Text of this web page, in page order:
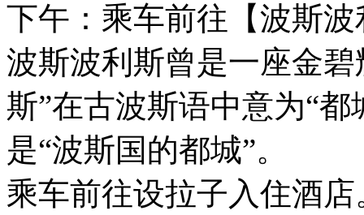
下午：乘车前往【波斯
波斯波利斯曾是一座金
斯”在古波斯语中意为“
是“波斯国的都城”。
乘车前往设拉子入住酒